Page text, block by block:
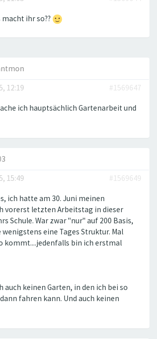
ihr so??
12:19 #1569647
ich hauptsächlich Gartenarbeit und
15:49 #1569649
ich hatte am 30. Juni meinen
vorerst letzten Arbeitstag in dieser
Schule. War zwar "nur" auf 200 Basis,
eine Tages Struktur. Mal
kommt....jedenfalls bin ich erstmal
auch keinen Garten, in den ich bei so
fahren kann. Und auch keinen